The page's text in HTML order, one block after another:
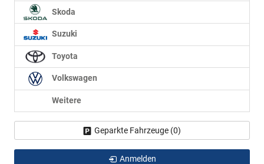
Skoda
Suzuki
Toyota
Volkswagen
Weitere
Geparkte Fahrzeuge (0)
Anmelden